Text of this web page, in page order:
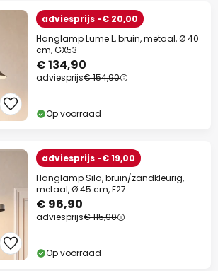
adviesprijs -€ 20,00
Hanglamp Lume L, bruin, metaal, Ø 40
cm, GX53
€ 134,90
adviesprijs€ 154,90
Op voorraad
adviesprijs -€ 19,00
Hanglamp Sila, bruin/zandkleurig,
metaal, Ø 45 cm, E27
€ 96,90
adviesprijs€ 115,90
Op voorraad